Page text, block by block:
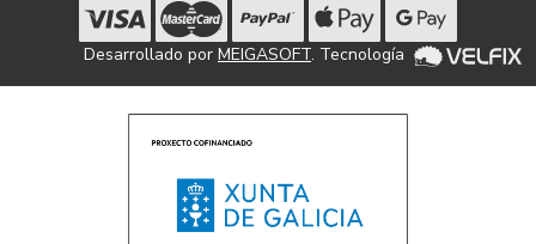
Desarrollado por MEIGASOFT. Tecnología